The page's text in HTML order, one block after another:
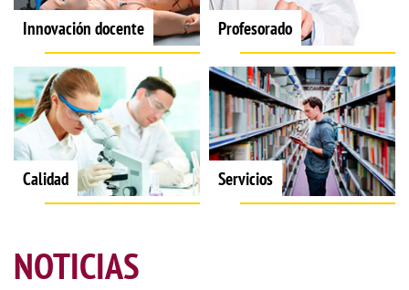
Innovación docente Profesorado
Calidad Servicios
NOTICIAS